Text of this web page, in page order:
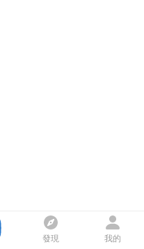
發現 我的